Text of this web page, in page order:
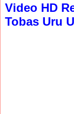
Video HD
Tobas Uru